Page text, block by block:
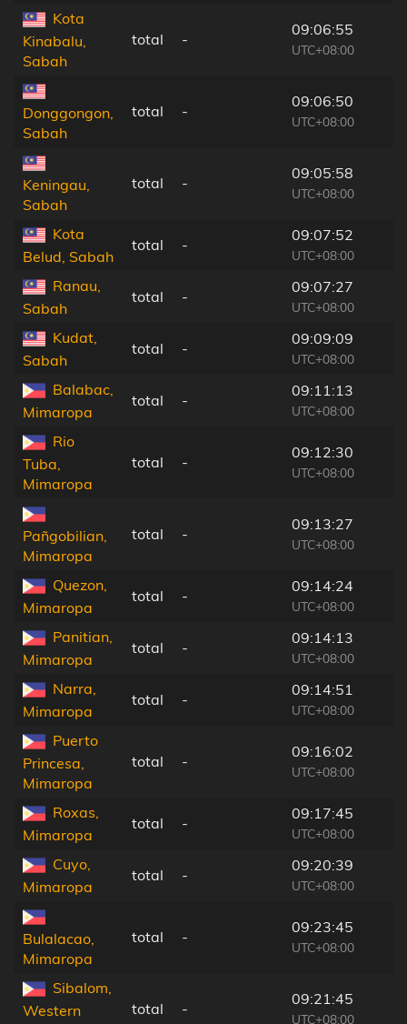
Kota
Kinabalu,
Sabah
total -
09:06:55
UTC+08:00
Donggongon,
Sabah
total -
09:06:50
UTC+08:00
Keningau,
Sabah
total -
09:05:58
UTC+08:00
Kota
Belud, Sabah
total -
09:07:52
UTC+08:00
Ranau,
Sabah
total -
09:07:27
UTC+08:00
Kudat,
Sabah
total -
09:09:09
UTC+08:00
Balabac,
Mimaropa
total -
09:11:13
UTC+08:00
Rio
Tuba,
Mimaropa
total -
09:12:30
UTC+08:00
Pañgobilian,
Mimaropa
total -
09:13:27
UTC+08:00
Quezon,
Mimaropa
total -
09:14:24
UTC+08:00
Panitian,
Mimaropa
total -
09:14:13
UTC+08:00
Narra,
Mimaropa
total -
09:14:51
UTC+08:00
Puerto
Princesa,
Mimaropa
total -
09:16:02
UTC+08:00
Roxas,
Mimaropa
total -
09:17:45
UTC+08:00
Cuyo,
Mimaropa
total -
09:20:39
UTC+08:00
Bulalacao,
Mimaropa
total -
09:23:45
UTC+08:00
Sibalom,
Western
total -
09:21:45
UTC+08:00